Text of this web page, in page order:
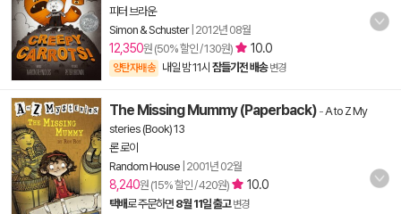
피터 브라운
Simon & Schuster| 2012년 08월
12,350원 (50% 할인 / 130원) 10.0
양탄자배송 내일 밤 11시 잠들기전 배송 변경
The Missing Mummy (Paperback) -A to Z My
steries (Book) 13
론 로이
Random House 2001년 02월
8,240원 (15% 할인 / 420원) 10.0
택배로 주문하면 8월 11일 출고 변경